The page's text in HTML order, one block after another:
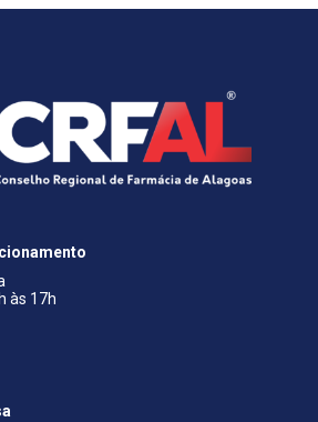
às 17h